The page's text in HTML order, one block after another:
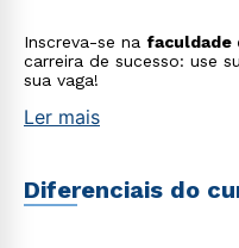
Inscreva-se na faculdade
carreira de sucesso: use
sua vaga!
Ler mais
Diferenciais do